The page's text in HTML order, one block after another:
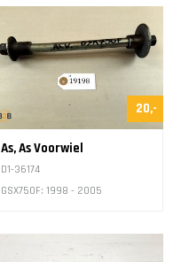
20,-
As, As Voorwiel
D1-36174
GSX750F: 1998 - 2005